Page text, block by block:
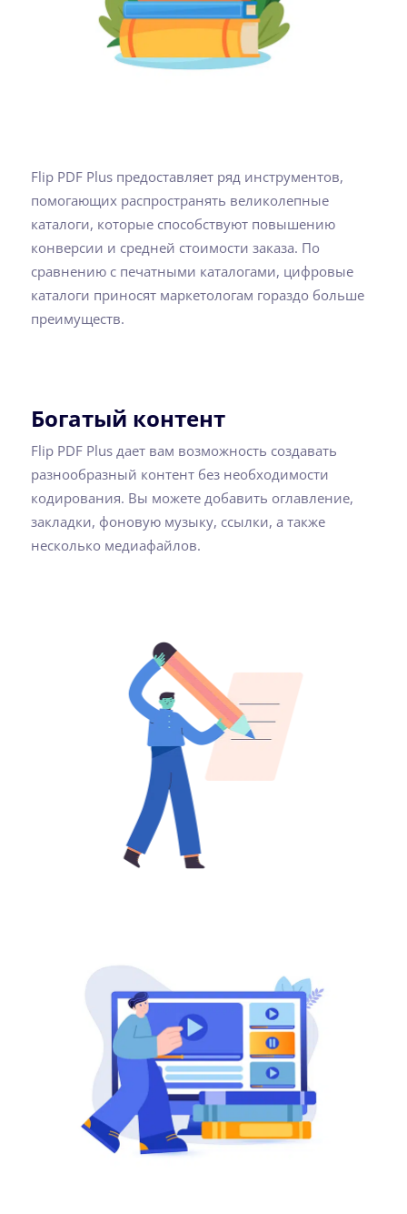
Flip PDF Plus предоставляет ряд инструментов,
помогающих распространять великолепные
каталоги, которые способствуют повышению
конверсии и средней стоимости заказа. По
сравнению с печатными каталогами, цифровые
каталоги приносят маркетологам гораздо больше
преимуществ.
Богатый контент
Flip PDF Plus дает вам возможность создавать
разнообразный контент без необходимости
кодирования. Вы можете добавить оглавление,
закладки, фоновую музыку, ссылки, а также
несколько медиафайлов.